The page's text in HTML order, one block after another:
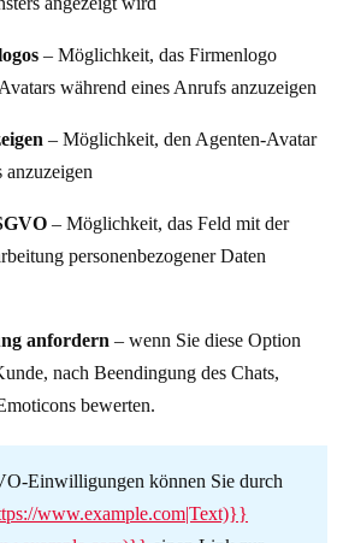
– Möglichkeit, das Firmenlogo
während eines Anrufs anzuzeigen
– Möglichkeit, den Agenten-Avatar
– Möglichkeit, das Feld mit der
personenbezogener Daten
anfordern – wenn Sie diese Option
nach Beendingung des Chats,
bewerten.
Einwilligungen können Sie durch
www.example.com|Text)}}